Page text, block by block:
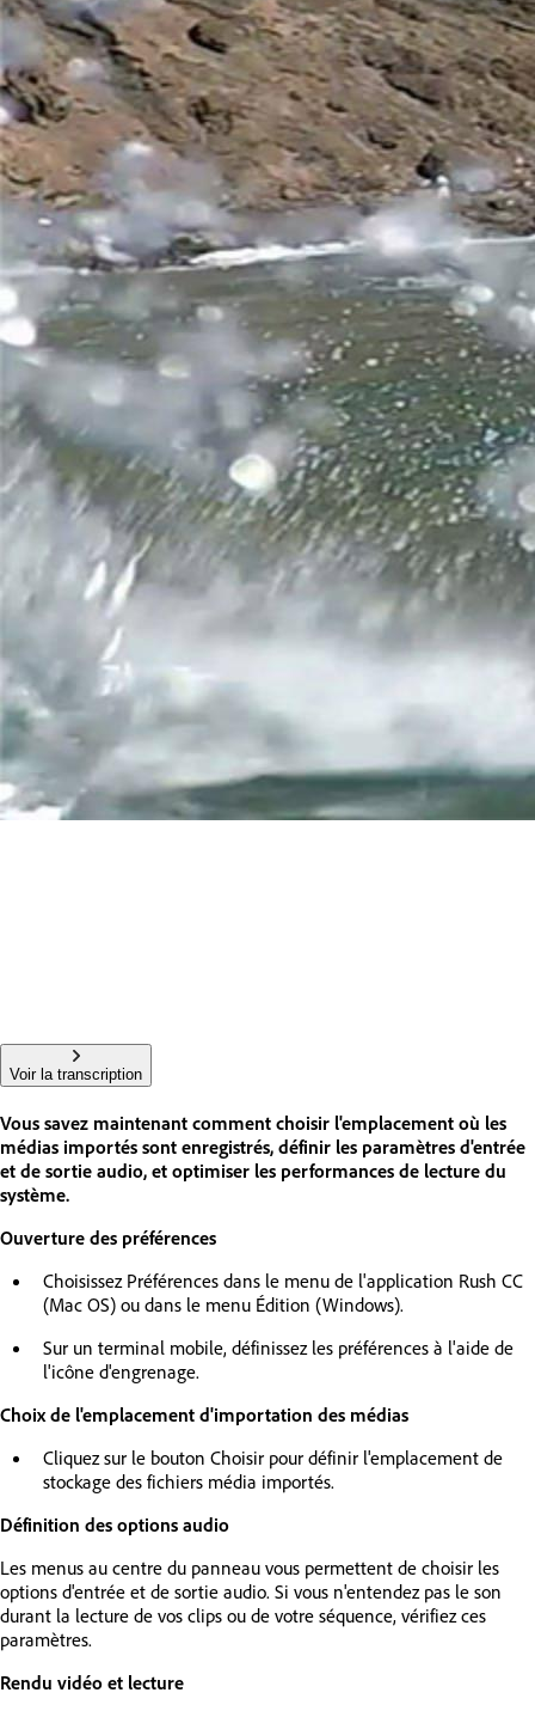
Voir la transcription
Vous savez maintenant comment choisir l'emplacement où les
médias importés sont enregistrés, définir les paramètres d'entrée
et de sortie audio, et optimiser les performances de lecture du
système.
Ouverture des préférences
Choisissez Préférences dans le menu de l'application Rush CC
(Mac OS) ou dans le menu Édition (Windows).
Sur un terminal mobile, définissez les préférences à l'aide de
l'icône d'engrenage.
Choix de l'emplacement d'importation des médias
Cliquez sur le bouton Choisir pour définir l'emplacement de
stockage des fichiers média importés.
Définition des options audio
Les menus au centre du panneau vous permettent de choisir les
options d'entrée et de sortie audio. Si vous n'entendez pas le son
durant la lecture de vos clips ou de votre séquence, vérifiez ces
paramètres.
Rendu vidéo et lecture